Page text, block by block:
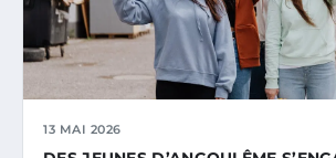
13 MAI 2026